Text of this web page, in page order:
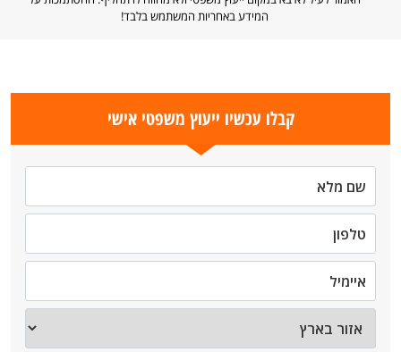
המידע באחריות המשתמש בלבד!
קבלו עכשיו ייעוץ משפטי אישי